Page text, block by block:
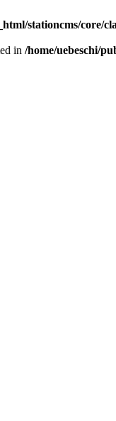
stationcms/core/
in /home/uebeschi/